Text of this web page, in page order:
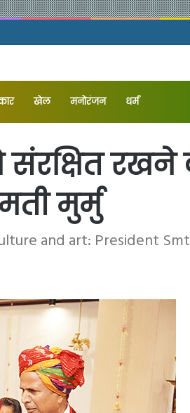
खेल मनोरंजन धर्म
रखने
मुर्मु
and art: President